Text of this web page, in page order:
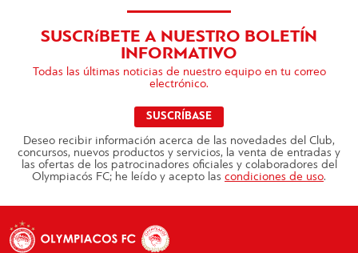
SUSCRíBETE A NUESTRO BOLETÍN
INFORMATIVO
Todas las últimas noticias de nuestro equipo en tu correo
electrónico.
SUSCRÍBASE
Deseo recibir información acerca de las novedades del Club,
concursos, nuevos productos y servicios, la venta de entradas y
las ofertas de los patrocinadores oficiales y colaboradores del
Olympiacós FC; he leído y acepto las condiciones de uso.